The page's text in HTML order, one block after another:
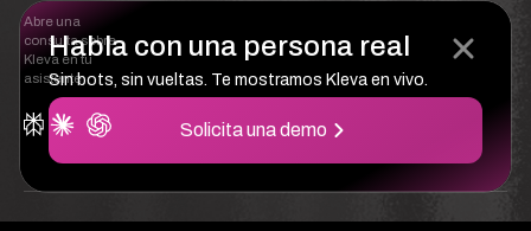
Habla con una persona real
Sin bots, sin vueltas. Te mostramos Kleva en vivo.
Solicita una demo
Abre una
consulta sobre
Kleva en tu
asistente